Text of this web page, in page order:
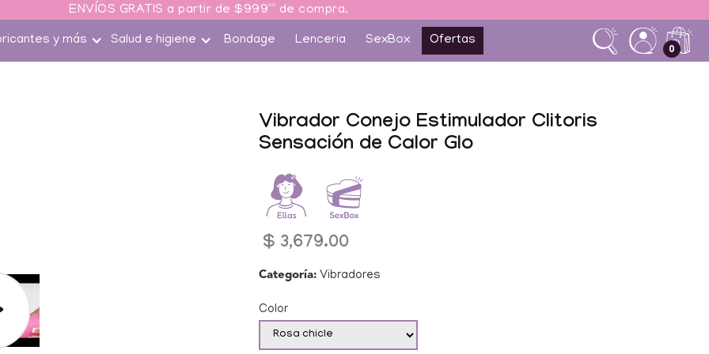
ENVÍOS GRATIS a partir de $999ºº de compra.
y más Salud e higiene Bondage Lenceria SexBox Ofertas
0
Ir
Vibrador Conejo Estimulador Clitoris
Sensación de Calor Glo
Precio
$ 3,679.00
Categoría: Vibradores
Color